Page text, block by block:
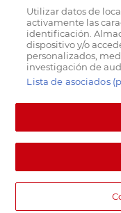
Utilizar datos de
activamente las
identificación.
dispositivo y/o
personalizados,
investigación de
Lista de asociados